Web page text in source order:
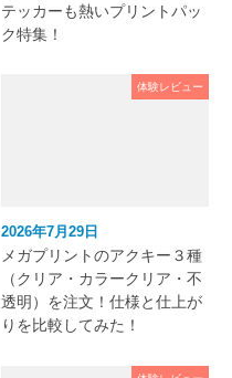
テッカーも熱いプリントパッ
ク特集！
体験レビュー
2026年7月29日
メガプリントのアクキー３種
（クリア・カラークリア・不
透明）を注文！仕様と仕上が
りを比較してみた！